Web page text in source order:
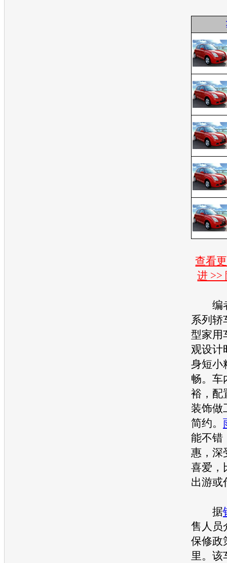
查看
进 >>
编
系列轿
型家用
观设计
身短小
畅。车
裕，配
装饰做
简约。
能不错
惠，深
喜爱，
出游或
据
售人员
保修政
里。该